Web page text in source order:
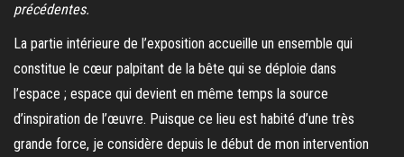
précédentes.
La partie intérieure de l’exposition accueille un ensemble qui
constitue le cœur palpitant de la bête qui se déploie dans
l’espace ; espace qui devient en même temps la source
d’inspiration de l’œuvre. Puisque ce lieu est habité d’une très
grande force, je considère depuis le début de mon intervention